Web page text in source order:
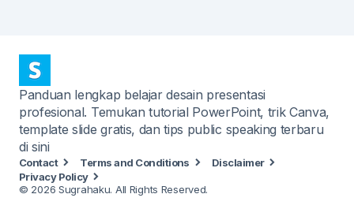
Panduan lengkap belajar desain presentasi
profesional. Temukan tutorial PowerPoint, trik Canva,
template slide gratis, dan tips public speaking terbaru
di sini
Contact Terms and Conditions
Disclaimer
Privacy Policy
© 2026 Sugrahaku. All Rights Reserved.